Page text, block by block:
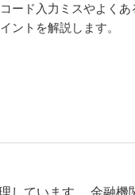
コード入力ミスやよく
イントを解説します。
しています。 金融機